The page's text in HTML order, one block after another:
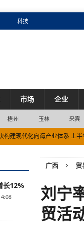
科技
市场 企业
梧州 玉林 来宾
构建现代化向海产业体系 上
升工程建设项目审批制度改革
展“十五五”规划发布
产业
治房地产市场交易乱象 市场
广西 贸
刘宁
贸活
长12%